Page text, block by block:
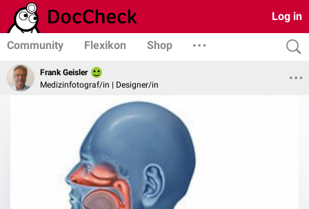
Log in
Community Flexikon Shop
Frank Geisler
Medizinfotograf/in | Designer/in